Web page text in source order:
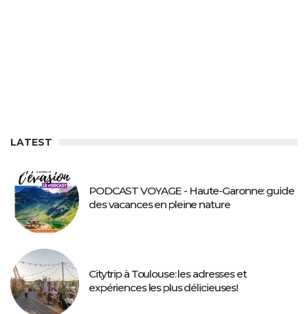
LATEST
PODCAST VOYAGE - Haute-Garonne: guide
des vacances en pleine nature
Citytrip à Toulouse: les adresses et
expériences les plus délicieuses!